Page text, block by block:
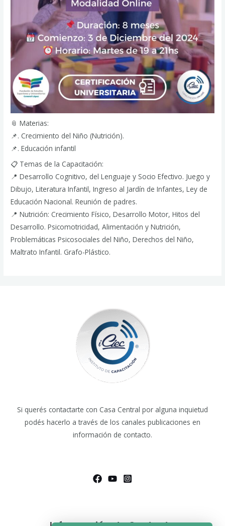
📎 Materias:
📌. Crecimiento del Niño (Nutrición).
📌. Educación infantil
📋 Temas de la Capacitación:
📍 Desarrollo Cognitivo, del Lenguaje y Socio Efectivo. Juego y
Dibujo, Literatura Infantil, Ingreso al Jardín de Infantes, Ley de
Educación Nacional. Reunión de padres.
📍 Nutrición: Crecimiento Físico, Desarrollo Motor, Hitos del
Desarrollo. Psicomotricidad, Alimentación y Nutrición,
Problemáticas Psicosociales del Niño, Derechos del Niño,
Maltrato Infantil. Grafo-Plástico.
Si querés contactarte con Casa Central por alguna inquietud
podés hacerlo a través de los canales publicaciones en
información de contacto.